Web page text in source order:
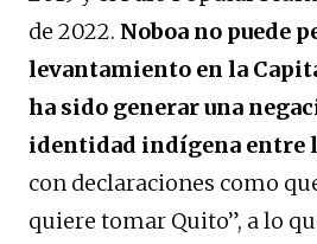
de 2022. Noboa no puede
levantamiento en la
ha sido generar una
identidad indígena entre
con declaraciones como
quiere tomar Quito”, a lo